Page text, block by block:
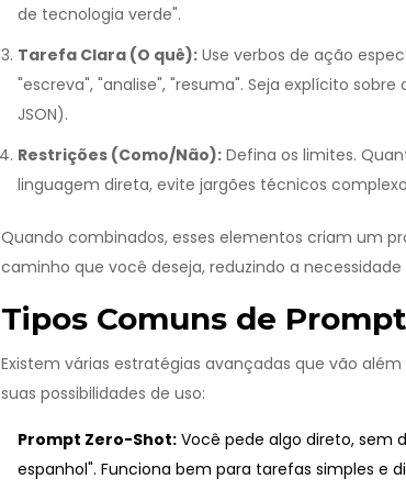
de tecnologia verde".
Tarefa Clara (O quê):Use verbos de ação
"escreva", "analise", "resuma". Seja explícito
JSON).
Restrições (Como/Não):Defina os limites.
linguagem direta, evite jargões técnicos
Quando combinados, esses elementos criam um
caminho que você deseja, reduzindo a
Tipos Comuns de
Existem várias estratégias avançadas que vão
suas possibilidades de uso:
Prompt Zero-Shot:Você pede algo direto, sem
espanhol". Funciona bem para tarefas simples e